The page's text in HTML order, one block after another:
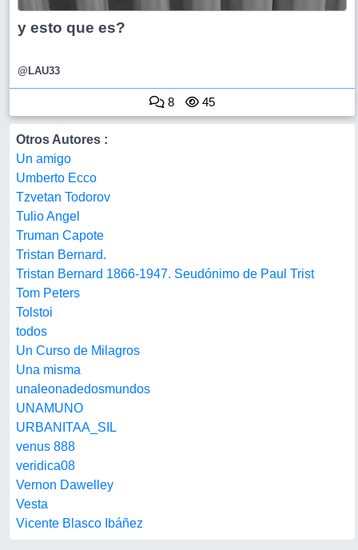
y esto que es?
@LAU33
8 45
Otros Autores :
Un amigo
Umberto Ecco
Tzvetan Todorov
Tulio Angel
Truman Capote
Tristan Bernard.
Tristan Bernard 1866-1947. Seudónimo de Paul Trist
Tom Peters
Tolstoi
todos
Un Curso de Milagros
Una misma
unaleonadedosmundos
UNAMUNO
URBANITAA_SIL
venus 888
veridica08
Vernon Dawelley
Vesta
Vicente Blasco Ibáñez